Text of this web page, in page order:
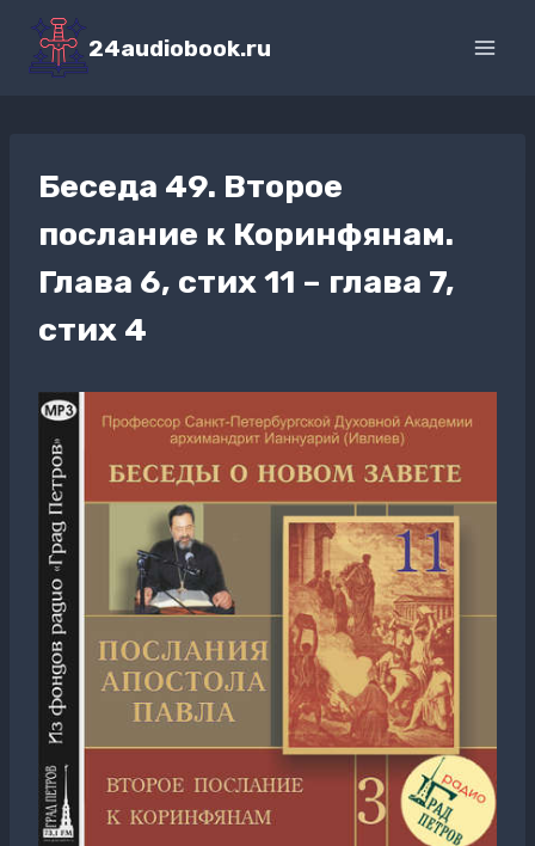
Перейти
содержимому
24audiobook.ru
Беседа 49. Второе
послание к Коринфянам.
Глава 6, стих 11 – глава 7,
стих 4